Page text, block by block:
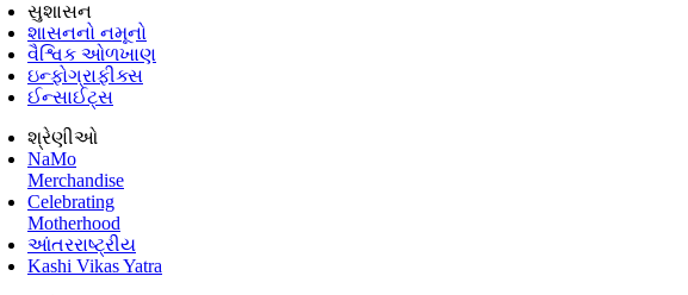
સુશાસન
શાસનનો નમૂનો
વૈશ્વિક ઓળખાણ
ઇન્ફોગ્રાફીક્સ
ઈન્સાઈટ્સ
શ્રેણીઓ
NaMo
Merchandise
Celebrating
Motherhood
આંતરરાષ્ટ્રીય
Kashi Vikas Yatra